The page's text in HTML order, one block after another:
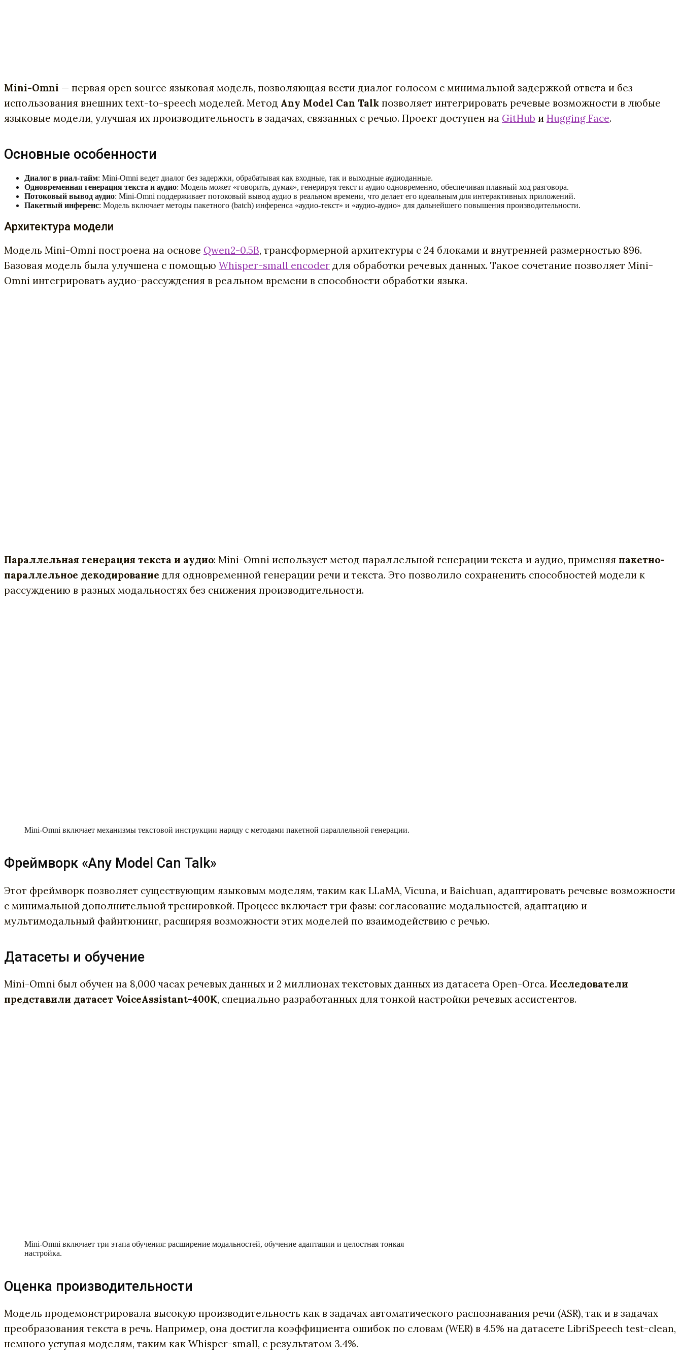
Mini-Omni — первая open source языковая модель, позволяющая вести диалог голосом с минимальной задержкой ответа и без
использования внешних text-to-speech моделей. Метод Any Model Can Talk позволяет интегрировать речевые возможности в любые
языковые модели, улучшая их производительность в задачах, связанных с речью. Проект доступен на GitHub и Hugging Face.
Основные особенности
Диалог в риал-тайм: Mini-Omni ведет диалог без задержки, обрабатывая как входные, так и выходные аудиоданные.
Одновременная генерация текста и аудио: Модель может «говорить, думая», генерируя текст и аудио одновременно, обеспечивая плавный ход разговора.
Потоковый вывод аудио: Mini-Omni поддерживает потоковый вывод аудио в реальном времени, что делает его идеальным для интерактивных приложений.
Пакетный инференс: Модель включает методы пакетного (batch) инференса «аудио-текст» и «аудио-аудио» для дальнейшего повышения производительности.
Архитектура модели
Модель Mini-Omni построена на основе Qwen2-0.5B, трансформерной архитектуры с 24 блоками и внутренней размерностью 896.
Базовая модель была улучшена с помощью Whisper-small encoder для обработки речевых данных. Такое сочетание позволяет Mini-
Omni интегрировать аудио-рассуждения в реальном времени в способности обработки языка.
Параллельная генерация текста и аудио: Mini-Omni использует метод параллельной генерации текста и аудио, применяя пакетно-
параллельное декодирование для одновременной генерации речи и текста. Это позволило сохраненить способностей модели к
рассуждению в разных модальностях без снижения производительности.
Mini-Omni включает механизмы текстовой инструкции наряду с методами пакетной параллельной генерации.
Фреймворк «Any Model Can Talk»
Этот фреймворк позволяет существующим языковым моделям, таким как LLaMA, Vicuna, и Baichuan, адаптировать речевые возможности
с минимальной дополнительной тренировкой. Процесс включает три фазы: согласование модальностей, адаптацию и
мультимодальный файнтюнинг, расширяя возможности этих моделей по взаимодействию с речью.
Датасеты и обучение
Mini-Omni был обучен на 8,000 часах речевых данных и 2 миллионах текстовых данных из датасета Open-Orca. Исследователи
представили датасет VoiceAssistant-400K, специально разработанных для тонкой настройки речевых ассистентов.
Mini-Omni включает три этапа обучения: расширение модальностей, обучение адаптации и целостная тонкая
настройка.
Оценка производительности
Модель продемонстрировала высокую производительность как в задачах автоматического распознавания речи (ASR), так и в задачах
преобразования текста в речь. Например, она достигла коэффициента ошибок по словам (WER) в 4.5% на датасете LibriSpeech test-clean,
немного уступая моделям, таким как Whisper-small, с результатом 3.4%.